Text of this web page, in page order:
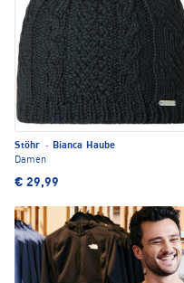
Stöhr ·
Bianca Haube
Damen
€ 29,99